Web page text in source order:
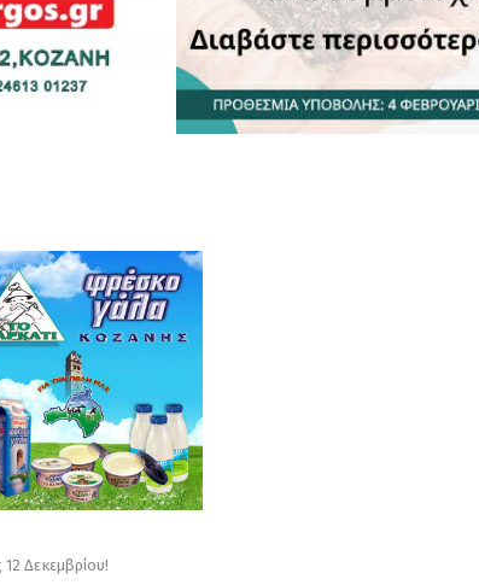
12 Δεκεμβρίου!